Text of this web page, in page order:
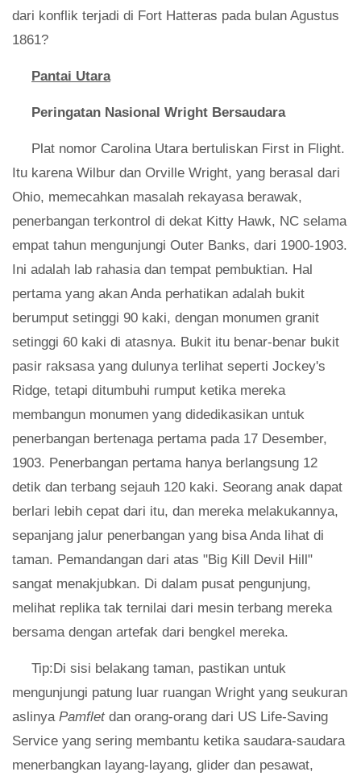
dari konflik terjadi di Fort Hatteras pada bulan Agustus
1861?
Pantai Utara
Peringatan Nasional Wright Bersaudara
Plat nomor Carolina Utara bertuliskan First in Flight.
Itu karena Wilbur dan Orville Wright, yang berasal dari
Ohio, memecahkan masalah rekayasa berawak,
penerbangan terkontrol di dekat Kitty Hawk, NC selama
empat tahun mengunjungi Outer Banks, dari 1900-1903.
Ini adalah lab rahasia dan tempat pembuktian. Hal
pertama yang akan Anda perhatikan adalah bukit
berumput setinggi 90 kaki, dengan monumen granit
setinggi 60 kaki di atasnya. Bukit itu benar-benar bukit
pasir raksasa yang dulunya terlihat seperti Jockey's
Ridge, tetapi ditumbuhi rumput ketika mereka
membangun monumen yang didedikasikan untuk
penerbangan bertenaga pertama pada 17 Desember,
1903. Penerbangan pertama hanya berlangsung 12
detik dan terbang sejauh 120 kaki. Seorang anak dapat
berlari lebih cepat dari itu, dan mereka melakukannya,
sepanjang jalur penerbangan yang bisa Anda lihat di
taman. Pemandangan dari atas "Big Kill Devil Hill"
sangat menakjubkan. Di dalam pusat pengunjung,
melihat replika tak ternilai dari mesin terbang mereka
bersama dengan artefak dari bengkel mereka.
Tip:Di sisi belakang taman, pastikan untuk
mengunjungi patung luar ruangan Wright yang seukuran
aslinya Pamflet dan orang-orang dari US Life-Saving
Service yang sering membantu ketika saudara-saudara
menerbangkan layang-layang, glider dan pesawat,